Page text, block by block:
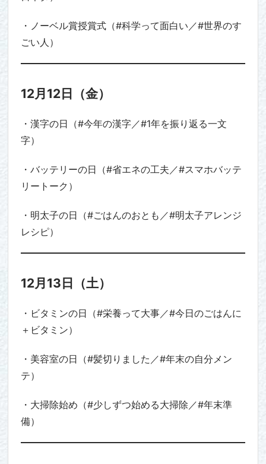
・ノーベル賞授賞式（#科学って面白い／#世界のす
ごい人）
12月12日（金）
・漢字の日（#今年の漢字／#1年を振り返る一文
字）
・バッテリーの日（#省エネの工夫／#スマホバッテ
リートーク）
・明太子の日（#ごはんのおとも／#明太子アレンジ
レシピ）
12月13日（土）
・ビタミンの日（#栄養って大事／#今日のごはんに
＋ビタミン）
・美容室の日（#髪切りました／#年末の自分メン
テ）
・大掃除始め（#少しずつ始める大掃除／#年末準
備）